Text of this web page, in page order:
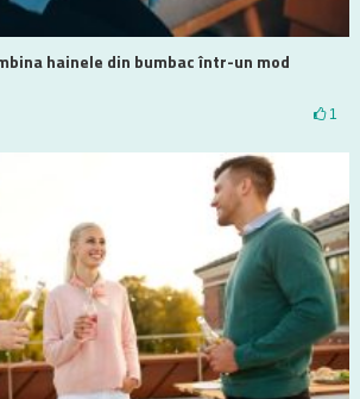
hainele din bumbac într-un mod
1